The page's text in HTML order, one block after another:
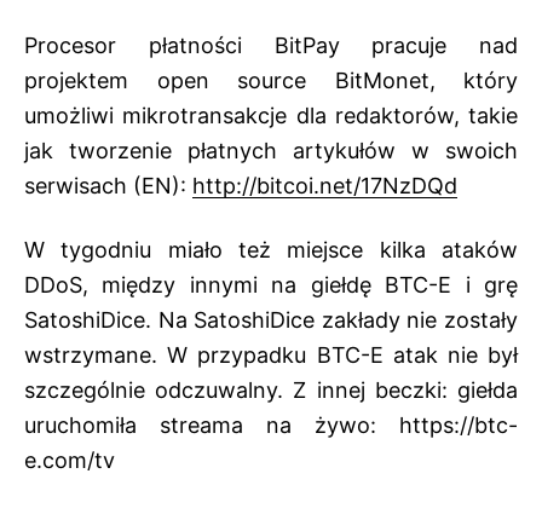
Procesor płatności BitPay pracuje nad
projektem open source BitMonet, który
umożliwi mikrotransakcje dla redaktorów, takie
jak tworzenie płatnych artykułów w swoich
serwisach (EN): http://bitcoi.net/17NzDQd
W tygodniu miało też miejsce kilka ataków
DDoS, między innymi na giełdę BTC-E i grę
SatoshiDice. Na SatoshiDice zakłady nie zostały
wstrzymane. W przypadku BTC-E atak nie był
szczególnie odczuwalny. Z innej beczki: giełda
uruchomiła streama na żywo: https://btc-
e.com/tv